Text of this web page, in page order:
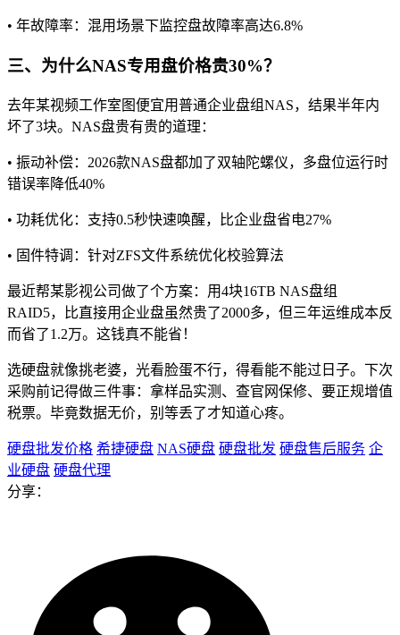
• 年故障率：混用场景下监控盘故障率高达6.8%
三、为什么NAS专用盘价格贵30%？
去年某视频工作室图便宜用普通企业盘组NAS，结果半年内
坏了3块。NAS盘贵有贵的道理：
• 振动补偿：2026款NAS盘都加了双轴陀螺仪，多盘位运行时
错误率降低40%
• 功耗优化：支持0.5秒快速唤醒，比企业盘省电27%
• 固件特调：针对ZFS文件系统优化校验算法
最近帮某影视公司做了个方案：用4块16TB NAS盘组
RAID5，比直接用企业盘虽然贵了2000多，但三年运维成本反
而省了1.2万。这钱真不能省！
选硬盘就像挑老婆，光看脸蛋不行，得看能不能过日子。下次
采购前记得做三件事：拿样品实测、查官网保修、要正规增值
税票。毕竟数据无价，别等丢了才知道心疼。
硬盘批发价格 希捷硬盘 NAS硬盘 硬盘批发 硬盘售后服务 企
业硬盘 硬盘代理
分享：